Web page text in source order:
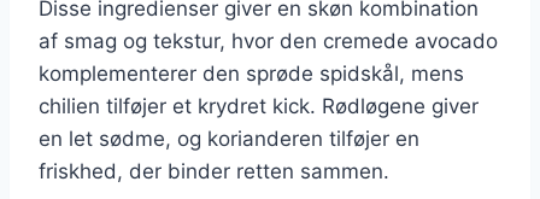
Disse ingredienser giver en skøn kombination
af smag og tekstur, hvor den cremede avocado
komplementerer den sprøde spidskål, mens
chilien tilføjer et krydret kick. Rødløgene giver
en let sødme, og korianderen tilføjer en
friskhed, der binder retten sammen.